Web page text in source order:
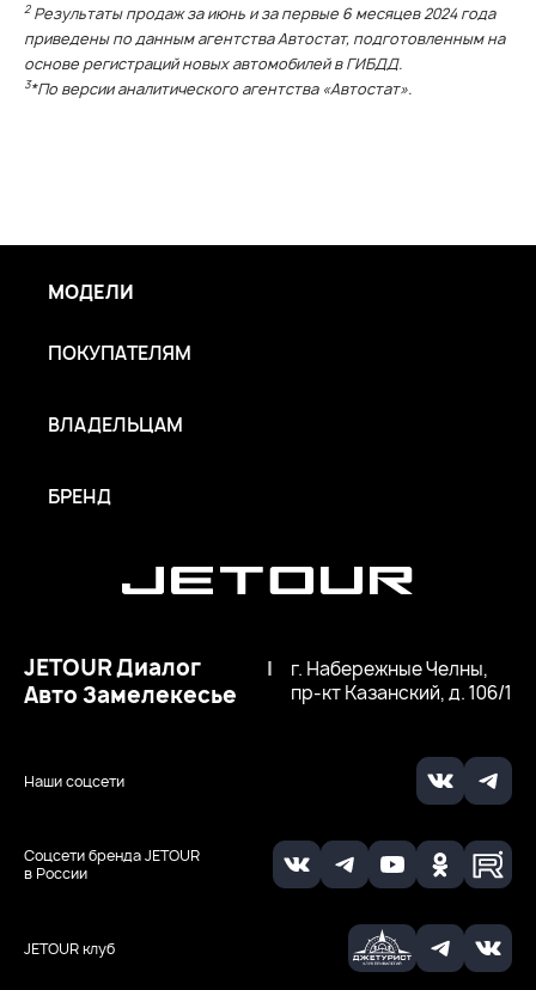
2Результаты продаж за июнь и за первые 6 месяцев 2024 года
приведены по данным агентства Автостат, подготовленным на
основе регистраций новых автомобилей в ГИБДД.
3*По версии аналитического агентства «Автостат».
JETOUR клуб
Соцсети бренда JETOUR
в России
Наши соцсети
JETOUR Диалог
Авто Замелекесье
|
г. Набережные Челны,
пр-кт Казанский, д. 106/1
МОДЕЛИ
ПОКУПАТЕЛЯМ
ВЛАДЕЛЬЦАМ
БРЕНД